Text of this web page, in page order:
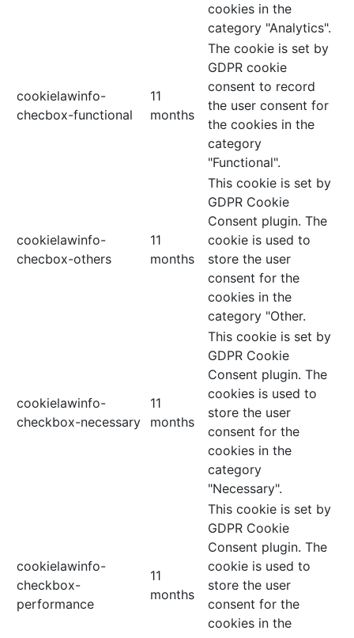
cookies in the
category "Analytics".
cookielawinfo-
checbox-functional
11
months
The cookie is set by
GDPR cookie
consent to record
the user consent for
the cookies in the
category
"Functional".
cookielawinfo-
checbox-others
11
months
This cookie is set by
GDPR Cookie
Consent plugin. The
cookie is used to
store the user
consent for the
cookies in the
category "Other.
cookielawinfo-
checkbox-necessary
11
months
This cookie is set by
GDPR Cookie
Consent plugin. The
cookies is used to
store the user
consent for the
cookies in the
category
"Necessary".
cookielawinfo-
checkbox-
performance
11
months
This cookie is set by
GDPR Cookie
Consent plugin. The
cookie is used to
store the user
consent for the
cookies in the